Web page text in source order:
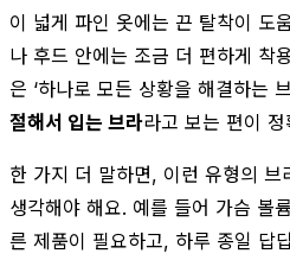
이 넓게 파인 옷에는 끈 탈착이 도
나 후드 안에는 조금 더 편하게 착
은 ‘하나로 모든 상황을 해결하는
절해서 입는 브라라고 보는 편이 정
한 가지 더 말하면, 이런 유형의 브
생각해야 해요. 예를 들어 가슴 볼
른 제품이 필요하고, 하루 종일 답